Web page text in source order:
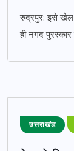
रुद्रपुर: इसे खेल
ही नगद
उत्तराखंड